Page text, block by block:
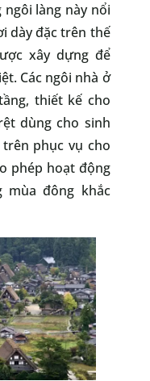
làng này nổi
dày đặc trên thế
xây dựng để
Các ngôi nhà ở
thiết kế cho
dùng cho sinh
phục vụ cho
phép hoạt động
mùa đông khắc